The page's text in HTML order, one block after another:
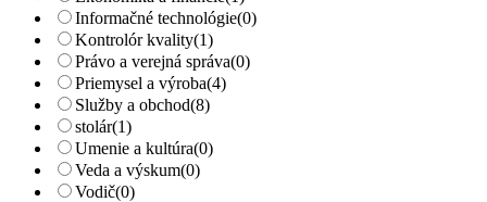
Informačné technológie(0)
Kontrolór kvality(1)
Právo a verejná správa(0)
Priemysel a výroba(4)
Služby a obchod(8)
stolár(1)
Umenie a kultúra(0)
Veda a výskum(0)
Vodič(0)